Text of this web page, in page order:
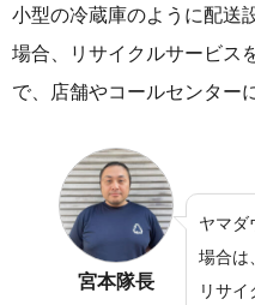
小型の冷蔵庫のように配送
場合、リサイクルサービス
で、店舗やコールセンター
宮本隊長
ヤマダ
場合は
リサ